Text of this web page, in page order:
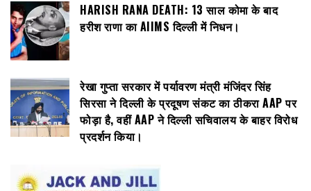
HARISH RANA DEATH: 13 साल कोमा के बाद
हरीश राणा का AIIMS दिल्ली में निधन।
रेखा गुप्ता सरकार में पर्यावरण मंत्री मंजिंदर सिंह
सिरसा ने दिल्ली के प्रदूषण संकट का ठीकरा AAP पर
फोड़ा है, वहीं AAP ने दिल्ली सचिवालय के बाहर विरोध
प्रदर्शन किया।